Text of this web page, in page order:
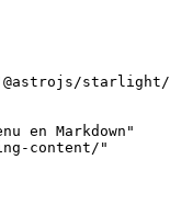
@astrojs/starlight/
en Markdown "
content/ "